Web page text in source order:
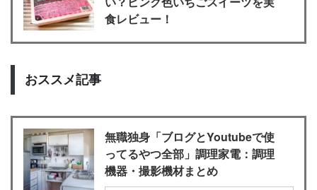
食レビュー！
おススメ記事
無職独身「ブログとYoutubeで使
ってるやつ全部」調理家電：調理
機器・撮影機材まとめ